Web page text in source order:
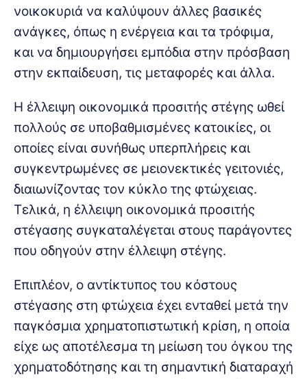
νοικοκυριά να καλύψουν άλλες βασικές
ανάγκες, όπως η ενέργεια και τα τρόφιμα,
και να δημιουργήσει εμπόδια στην πρόσβαση
στην εκπαίδευση, τις μεταφορές και άλλα.
Η έλλειψη οικονομικά προσιτής στέγης ωθεί
πολλούς σε υποβαθμισμένες κατοικίες, οι
οποίες είναι συνήθως υπερπλήρεις και
συγκεντρωμένες σε μειονεκτικές γειτονιές,
διαιωνίζοντας τον κύκλο της φτώχειας.
Τελικά, η έλλειψη οικονομικά προσιτής
στέγασης συγκαταλέγεται στους παράγοντες
που οδηγούν στην έλλειψη στέγης.
Επιπλέον, ο αντίκτυπος του κόστους
στέγασης στη φτώχεια έχει ενταθεί μετά την
παγκόσμια χρηματοπιστωτική κρίση, η οποία
είχε ως αποτέλεσμα τη μείωση του όγκου της
χρηματοδότησης και τη σημαντική διαταραχή